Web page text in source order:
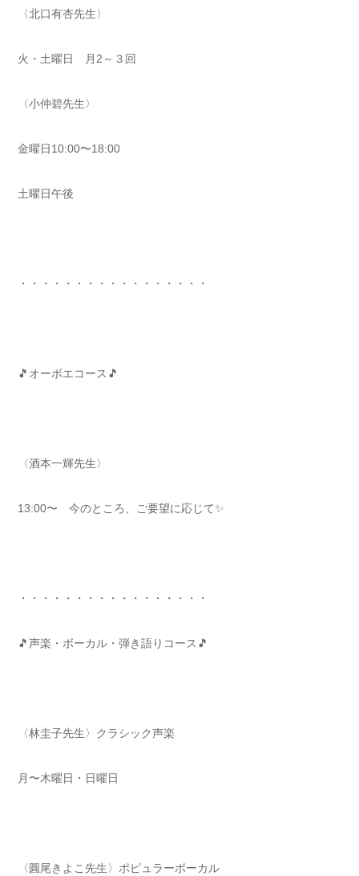
〈北口有杏先生〉
火・土曜日 月2～３回
〈小仲碧先生〉
金曜日10:00〜18:00
土曜日午後
・・・・・・・・・・・・・・・・・
🎵オーボエコース🎵
〈酒本一輝先生〉
13:00〜 今のところ、ご要望に応じて✨
・・・・・・・・・・・・・・・・・
🎵声楽・ボーカル・弾き語りコース🎵
〈林圭子先生〉クラシック声楽
月〜木曜日・日曜日
〈圓尾きよこ先生〉ポピュラーボーカル